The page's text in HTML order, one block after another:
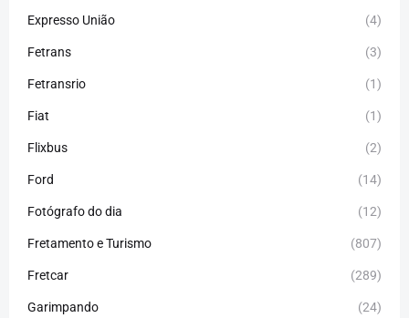
Expresso União (4)
Fetrans (3)
Fetransrio (1)
Fiat (1)
Flixbus (2)
Ford (14)
Fotógrafo do dia (12)
Fretamento e Turismo (807)
Fretcar (289)
Garimpando (24)